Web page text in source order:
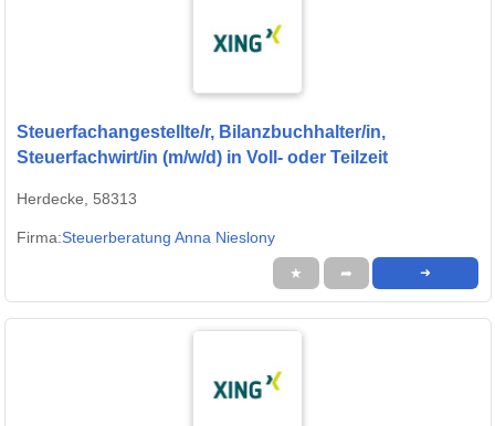
Steuerfachangestellte/r, Bilanzbuchhalter/in,
Steuerfachwirt/in (m/w/d) in Voll- oder Teilzeit
Herdecke, 58313
Firma:Steuerberatung Anna Nieslony
★ ➦ ➜